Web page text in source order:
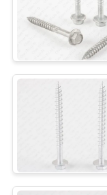
SITEMAP
PRIVACY
POLICY